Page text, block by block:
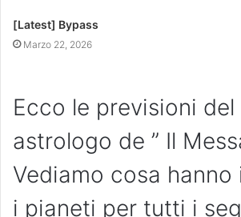
[Latest] Bypass
Marzo 22, 2026
Ecco le previsioni
astrologo de ” Il
Vediamo cosa hanno
i pianeti per tutti i